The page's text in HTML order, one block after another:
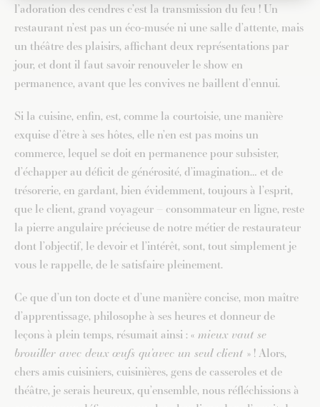
l’adoration des cendres c’est la transmission du feu ! Un
restaurant n’est pas un éco-musée ni une salle d’attente, mais
un théâtre des plaisirs, affichant deux représentations par
jour, et dont il faut savoir renouveler le show en
permanence, avant que les convives ne baillent d’ennui.
Si la cuisine, enfin, est, comme la courtoisie, une manière
exquise d’être à ses hôtes, elle n’en est pas moins un
commerce, lequel se doit en permanence pour subsister,
d’échapper au déficit de générosité, d’imagination… et de
trésorerie, en gardant, bien évidemment, toujours à l’esprit,
que le client, grand voyageur – consommateur en ligne, reste
la pierre angulaire précieuse de notre métier de restaurateur
dont l’objectif, le devoir et l’intérêt, sont, tout simplement je
vous le rappelle, de le satisfaire pleinement.
Ce que d’un ton docte et d’une manière concise, mon maître
d’apprentissage, philosophe à ses heures et donneur de
leçons à plein temps, résumait ainsi : « mieux vaut se
brouiller avec deux œufs qu’avec un seul client » ! Alors,
chers amis cuisiniers, cuisinières, gens de casseroles et de
théâtre, je serais heureux, qu’ensemble, nous réfléchissions à